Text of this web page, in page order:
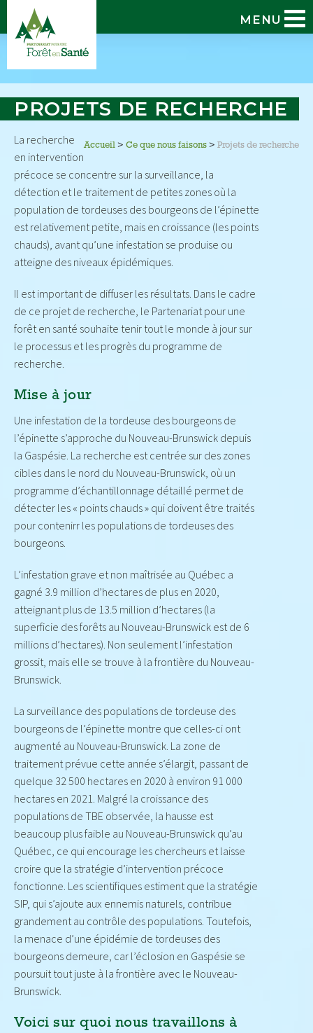
MENU
PROJETS DE RECHERCHE
Accueil > Ce que nous faisons > Projets de recherche
La recherche
en intervention
précoce se concentre sur la surveillance, la
détection et le traitement de petites zones où la
population de tordeuses des bourgeons de l’épinette
est relativement petite, mais en croissance (les points
chauds), avant qu’une infestation se produise ou
atteigne des niveaux épidémiques.
Il est important de diffuser les résultats. Dans le cadre
de ce projet de recherche, le Partenariat pour une
forêt en santé souhaite tenir tout le monde à jour sur
le processus et les progrès du programme de
recherche.
Mise à jour
Une infestation de la tordeuse des bourgeons de
l’épinette s’approche du Nouveau-Brunswick depuis
la Gaspésie. La recherche est centrée sur des zones
cibles dans le nord du Nouveau-Brunswick, où un
programme d’échantillonnage détaillé permet de
détecter les « points chauds » qui doivent être traités
pour contenirr les populations de tordeuses des
bourgeons.
L’infestation grave et non maîtrisée au Québec a
gagné 3.9 million d’hectares de plus en 2020,
atteignant plus de 13.5 million d’hectares (la
superficie des forêts au Nouveau-Brunswick est de 6
millions d’hectares). Non seulement l’infestation
grossit, mais elle se trouve à la frontière du Nouveau-
Brunswick.
La surveillance des populations de tordeuse des
bourgeons de l’épinette montre que celles-ci ont
augmenté au Nouveau-Brunswick. La zone de
traitement prévue cette année s’élargit, passant de
quelque 32 500 hectares en 2020 à environ 91 000
hectares en 2021. Malgré la croissance des
populations de TBE observée, la hausse est
beaucoup plus faible au Nouveau-Brunswick qu’au
Québec, ce qui encourage les chercheurs et laisse
croire que la stratégie d’intervention précoce
fonctionne. Les scientifiques estiment que la stratégie
SIP, qui s’ajoute aux ennemis naturels, contribue
grandement au contrôle des populations. Toutefois,
la menace d’une épidémie de tordeuses des
bourgeons demeure, car l’éclosion en Gaspésie se
poursuit tout juste à la frontière avec le Nouveau-
Brunswick.
Voici sur quoi nous travaillons à